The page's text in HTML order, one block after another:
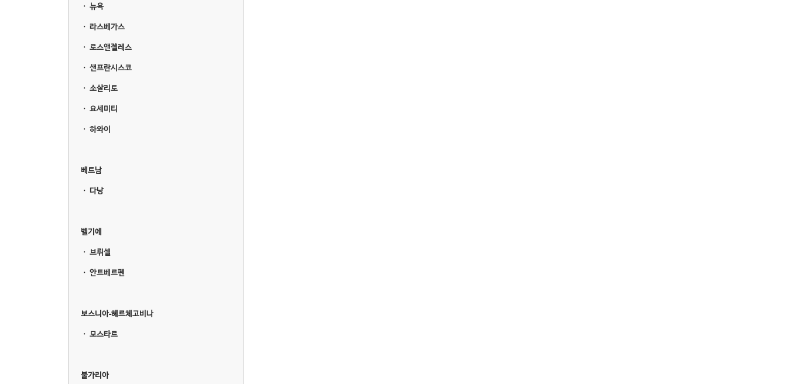
ㆍ 뉴욕
ㆍ 라스베가스
ㆍ 로스앤젤레스
ㆍ 샌프란시스코
ㆍ 소살리토
ㆍ 요세미티
ㆍ 하와이
베트남
ㆍ 다낭
벨기에
ㆍ 브뤼셀
ㆍ 안트베르펜
보스니아-헤르체고비나
ㆍ 모스타르
불가리아